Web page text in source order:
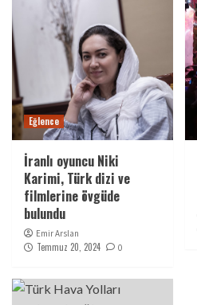
Eğlence
İranlı oyuncu Niki
Karimi, Türk dizi ve
filmlerine övgüde
bulundu
Emir Arslan
Temmuz 20, 2024 0